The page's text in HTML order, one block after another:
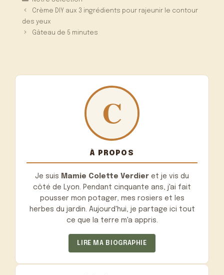
Crème DIY aux 3 ingrédients pour rajeunir le contour
des yeux
Gâteau de 5 minutes
À PROPOS
Je suis Mamie Colette Verdier et je vis du
côté de Lyon. Pendant cinquante ans, j'ai fait
pousser mon potager, mes rosiers et les
herbes du jardin. Aujourd'hui, je partage ici tout
ce que la terre m'a appris.
LIRE MA BIOGRAPHIE